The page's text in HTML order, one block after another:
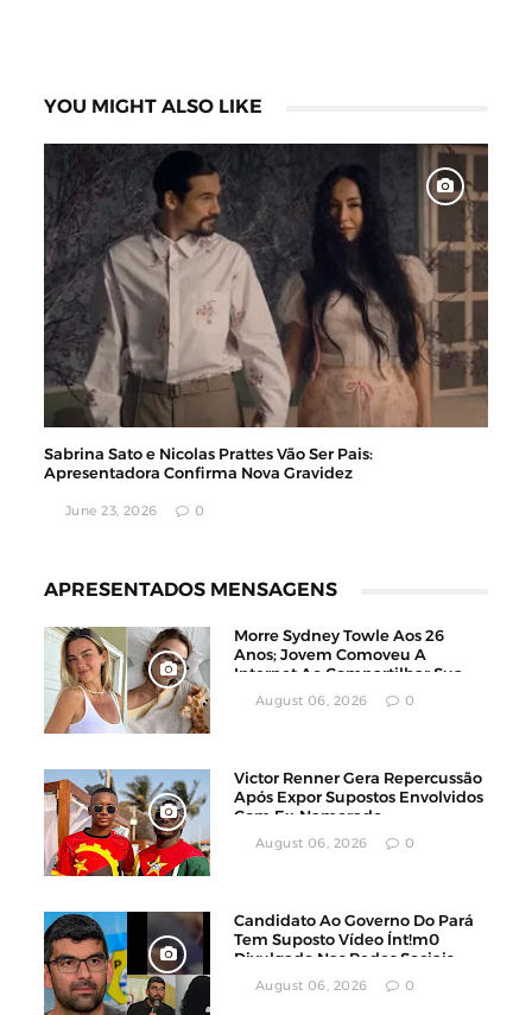
YOU MIGHT ALSO LIKE
Sabrina Sato e Nicolas Prattes Vão Ser Pais:
Apresentadora Confirma Nova Gravidez
June 23, 2026 0
APRESENTADOS MENSAGENS
Morre Sydney Towle Aos 26
Anos; Jovem Comoveu A
Internet Ao Compartilhar Sua
Luta Contra O Câncer
August 06, 2026 0
Victor Renner Gera Repercussão
Após Expor Supostos Envolvidos
Com Ex-Namorado
August 06, 2026 0
Candidato Ao Governo Do Pará
Tem Suposto Vídeo Ínt!m0
Divulgado Nas Redes Sociais
August 06, 2026 0